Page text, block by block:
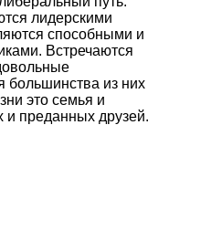
лидерскими
способными и
Встречаются
большинства из них
это семья и
и преданных друзей.